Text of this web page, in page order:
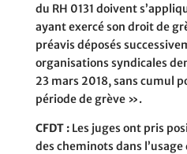
du RH 0131 doivent
ayant exercé son droit de
préavis déposés
organisations syndicales
23 mars 2018, sans cumul
période de grève ».
CFDT :Les juges ont pris
des cheminots dans